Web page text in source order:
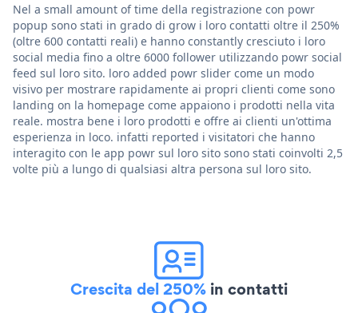
Nel a small amount of time della registrazione con powr
popup sono stati in grado di grow i loro contatti oltre il 250%
(oltre 600 contatti reali) e hanno constantly cresciuto i loro
social media fino a oltre 6000 follower utilizzando powr social
feed sul loro sito. loro added powr slider come un modo
visivo per mostrare rapidamente ai propri clienti come sono
landing on la homepage come appaiono i prodotti nella vita
reale. mostra bene i loro prodotti e offre ai clienti un'ottima
esperienza in loco. infatti reported i visitatori che hanno
interagito con le app powr sul loro sito sono stati coinvolti 2,5
volte più a lungo di qualsiasi altra persona sul loro sito.
Crescita del 250% in contatti